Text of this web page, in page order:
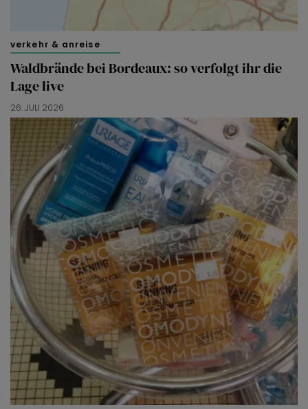
verkehr & anreise
Waldbrände bei Bordeaux: so verfolgt ihr die
Lage live
26. JULI 2026